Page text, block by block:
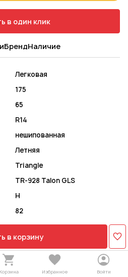
в один клик
БрендНаличие
Легковая
175
65
R14
нешипованная
Летняя
Triangle
TR-928 Talon GLS
H
82
в корзину
Корзина Избранное Войти